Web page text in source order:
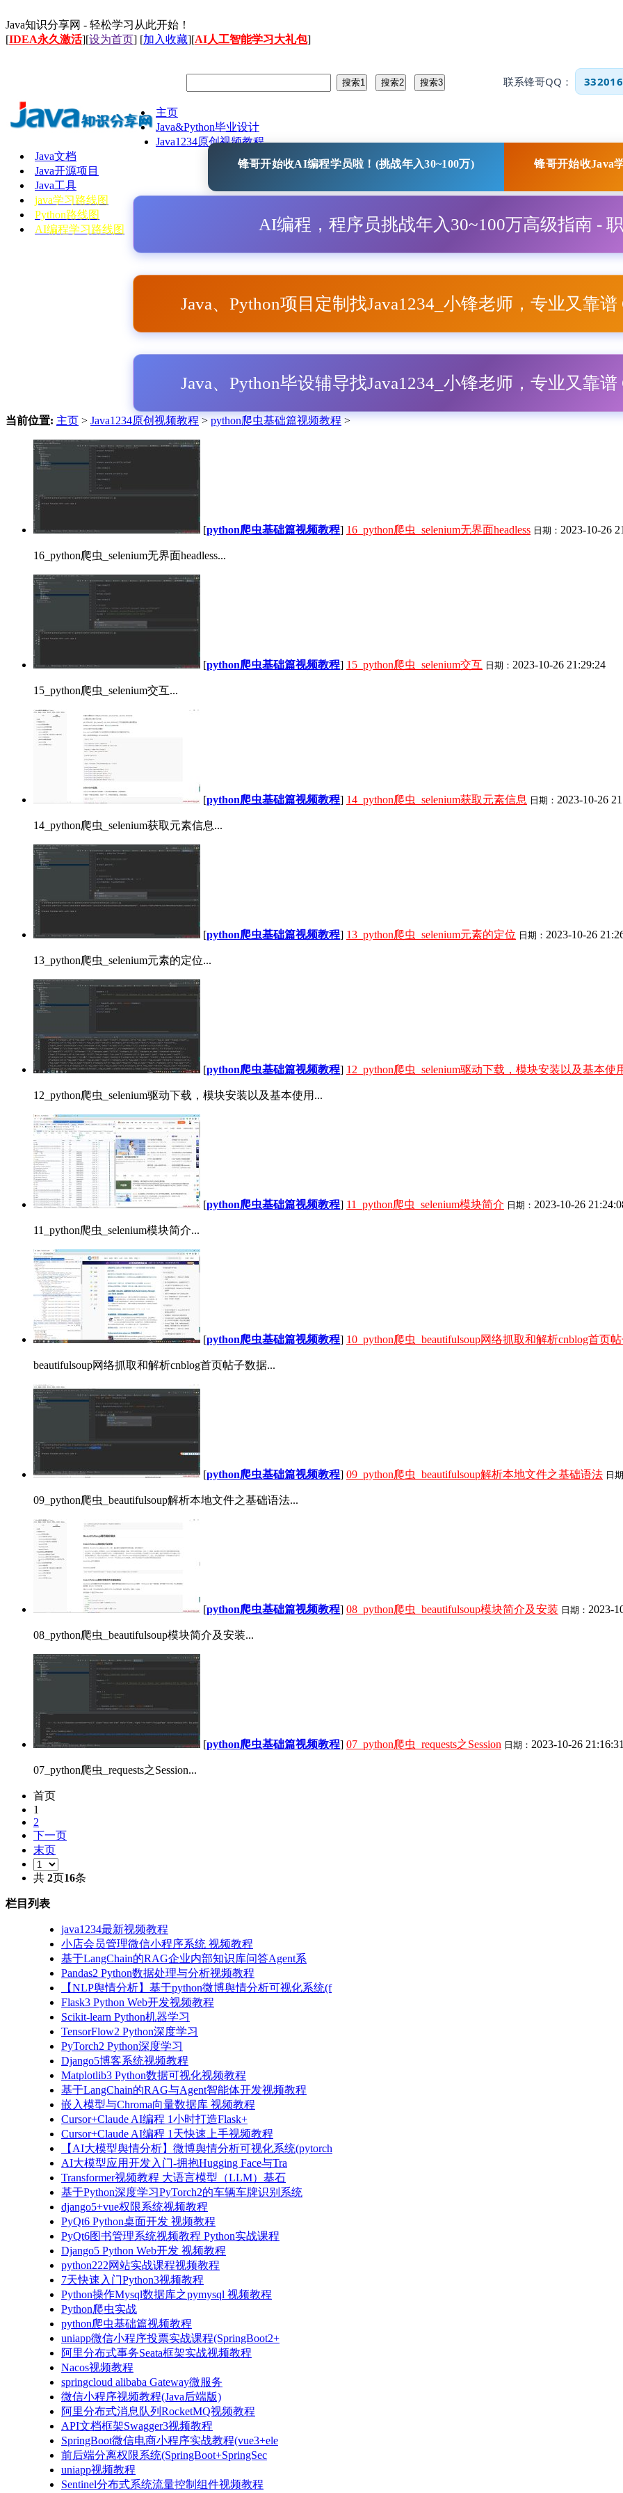
Java知识分享网 - 轻松学习从此开始！
[IDEA永久激活][设为首页] [加入收藏][AI人工智能学习大礼包]
联系锋哥QQ：
主页
Java&Python毕业设计
Java1234原创视频教程
Java文档
Java开源项目
Java工具
java学习路线图
Python路线图
AI编程学习路线图
锋哥开始收AI编程学员啦！(挑战年入30~100万) 锋哥开始收Java
AI编程，程序员挑战年入30~100万高级指南 -
Java、Python项目定制找Java1234_小锋老师，专业又靠谱
Java、Python毕设辅导找Java1234_小锋老师，专业又靠谱
当前位置: 主页 > Java1234原创视频教程 > python爬虫基础篇视频教程 >
[python爬虫基础篇视频教程] 16_python爬虫_selenium无界面headless 日期： 2023-10-26
16_python爬虫_selenium无界面headless...
[python爬虫基础篇视频教程] 15_python爬虫_selenium交互 日期： 2023-10-26 21:29:24
15_python爬虫_selenium交互...
[python爬虫基础篇视频教程] 14_python爬虫_selenium获取元素信息 日期： 2023-10-26
14_python爬虫_selenium获取元素信息...
[python爬虫基础篇视频教程] 13_python爬虫_selenium元素的定位 日期： 2023-10-26
13_python爬虫_selenium元素的定位...
[python爬虫基础篇视频教程] 12_python爬虫_selenium驱动下载，模块安装以及基本使
12_python爬虫_selenium驱动下载，模块安装以及基本使用...
[python爬虫基础篇视频教程] 11_python爬虫_selenium模块简介 日期： 2023-10-26
11_python爬虫_selenium模块简介...
[python爬虫基础篇视频教程] 10_python爬虫_beautifulsoup网络抓取和解析cnblog首页
beautifulsoup网络抓取和解析cnblog首页帖子数据...
[python爬虫基础篇视频教程] 09_python爬虫_beautifulsoup解析本地文件之基础语法 日
09_python爬虫_beautifulsoup解析本地文件之基础语法...
[python爬虫基础篇视频教程] 08_python爬虫_beautifulsoup模块简介及安装 日期： 2023-
08_python爬虫_beautifulsoup模块简介及安装...
[python爬虫基础篇视频教程] 07_python爬虫_requests之Session 日期： 2023-10-26 21:16:31
07_python爬虫_requests之Session...
首页
1
2
下一页
末页
共 2页16条
栏目列表
java1234最新视频教程
小店会员管理微信小程序系统 视频教程
基于LangChain的RAG企业内部知识库问答Agent系
Pandas2 Python数据处理与分析视频教程
【NLP舆情分析】基于python微博舆情分析可视化系统(f
Flask3 Python Web开发视频教程
Scikit-learn Python机器学习
TensorFlow2 Python深度学习
PyTorch2 Python深度学习
Django5博客系统视频教程
Matplotlib3 Python数据可视化视频教程
基于LangChain的RAG与Agent智能体开发视频教程
嵌入模型与Chroma向量数据库 视频教程
Cursor+Claude AI编程 1小时打造Flask+
Cursor+Claude AI编程 1天快速上手视频教程
【AI大模型舆情分析】微博舆情分析可视化系统(pytorch
AI大模型应用开发入门-拥抱Hugging Face与Tra
Transformer视频教程 大语言模型（LLM）基石
基于Python深度学习PyTorch2的车辆车牌识别系统
django5+vue权限系统视频教程
PyQt6 Python桌面开发 视频教程
PyQt6图书管理系统视频教程 Python实战课程
Django5 Python Web开发 视频教程
python222网站实战课程视频教程
7天快速入门Python3视频教程
Python操作Mysql数据库之pymysql 视频教程
Python爬虫实战
python爬虫基础篇视频教程
uniapp微信小程序投票实战课程(SpringBoot2+
阿里分布式事务Seata框架实战视频教程
Nacos视频教程
springcloud alibaba Gateway微服务
微信小程序视频教程(Java后端版)
阿里分布式消息队列RocketMQ视频教程
API文档框架Swagger3视频教程
SpringBoot微信电商小程序实战教程(vue3+ele
前后端分离权限系统(SpringBoot+SpringSec
uniapp视频教程
Sentinel分布式系统流量控制组件视频教程